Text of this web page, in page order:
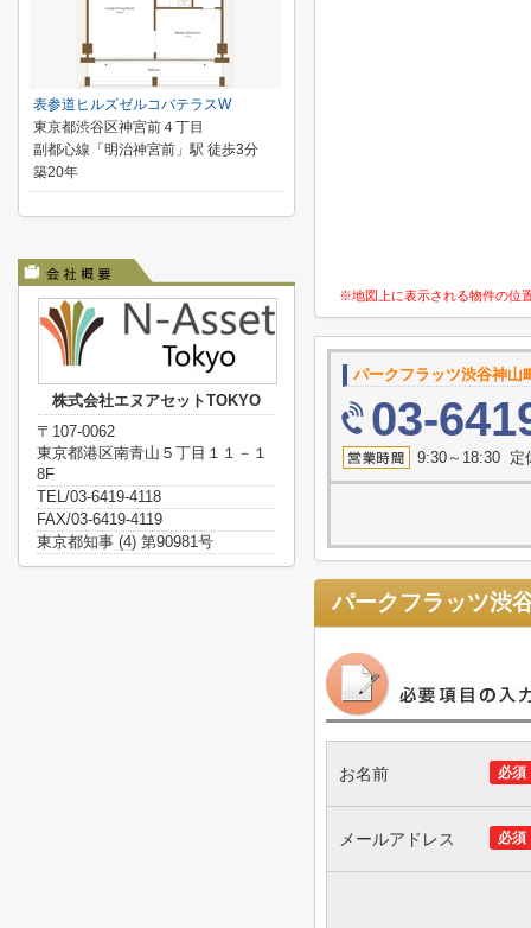
※地図上に表示される物件の位
パークフラッツ渋谷神山
03-
9:30～18:30 定
パークフラッツ渋
必須
お名前
必須
メールアドレス
表参道ヒルズゼルコバテラスW
東京都渋谷区神宮前４丁目
副都心線「明治神宮前」駅 徒歩3分
築20年
株式会社エヌアセットTOKYO
〒107-0062
東京都港区南青山５丁目１１－１
8F
TEL/03-6419-4118
FAX/03-6419-4119
東京都知事 (4) 第90981号